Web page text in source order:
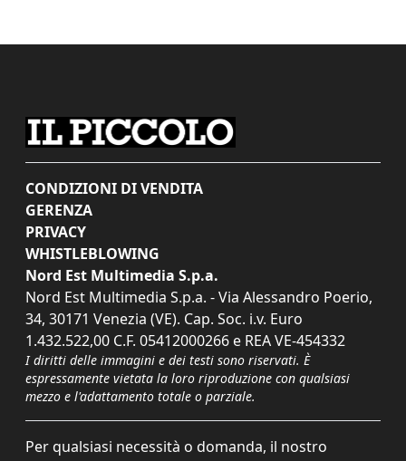
CONDIZIONI DI VENDITA
GERENZA
PRIVACY
WHISTLEBLOWING
Nord Est Multimedia S.p.a.
Nord Est Multimedia S.p.a. - Via Alessandro Poerio,
34, 30171 Venezia (VE). Cap. Soc. i.v. Euro
1.432.522,00 C.F. 05412000266 e REA VE-454332
I diritti delle immagini e dei testi sono riservati. È
espressamente vietata la loro riproduzione con qualsiasi
mezzo e l'adattamento totale o parziale.
Per qualsiasi necessità o domanda, il nostro